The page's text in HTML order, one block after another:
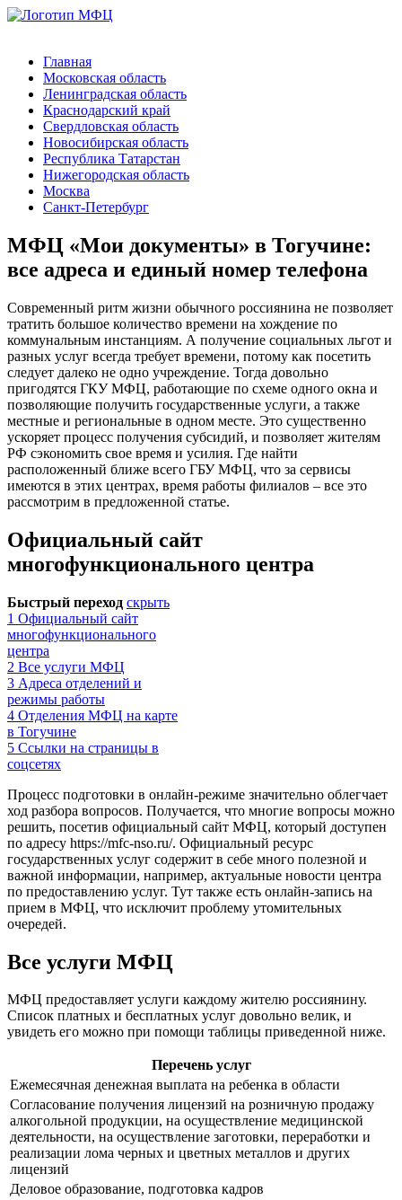
Главная
Московская область
Ленинградская область
Краснодарский край
Свердловская область
Новосибирская область
Республика Татарстан
Нижегородская область
Москва
Санкт-Петербург
МФЦ «Мои документы» в Тогучине:
все адреса и единый номер телефона
Современный ритм жизни обычного россиянина не позволяет
тратить большое количество времени на хождение по
коммунальным инстанциям. А получение социальных льгот и
разных услуг всегда требует времени, потому как посетить
следует далеко не одно учреждение. Тогда довольно
пригодятся ГКУ МФЦ, работающие по схеме одного окна и
позволяющие получить государственные услуги, а также
местные и региональные в одном месте. Это существенно
ускоряет процесс получения субсидий, и позволяет жителям
РФ сэкономить свое время и усилия. Где найти
расположенный ближе всего ГБУ МФЦ, что за сервисы
имеются в этих центрах, время работы филиалов – все это
рассмотрим в предложенной статье.
Официальный сайт
многофункционального центра
Быстрый переход скрыть
1 Официальный сайт
многофункционального
центра
2 Все услуги МФЦ
3 Адреса отделений и
режимы работы
4 Отделения МФЦ на карте
в Тогучине
5 Ссылки на страницы в
соцсетях
Процесс подготовки в онлайн-режиме значительно облегчает
ход разбора вопросов. Получается, что многие вопросы можно
решить, посетив официальный сайт МФЦ, который доступен
по адресу https://mfc-nso.ru/. Официальный ресурс
государственных услуг содержит в себе много полезной и
важной информации, например, актуальные новости центра
по предоставлению услуг. Тут также есть онлайн-запись на
прием в МФЦ, что исключит проблему утомительных
очередей.
Все услуги МФЦ
МФЦ предоставляет услуги каждому жителю россиянину.
Список платных и бесплатных услуг довольно велик, и
увидеть его можно при помощи таблицы приведенной ниже.
Перечень услуг
Ежемесячная денежная выплата на ребенка в области
Согласование получения лицензий на розничную продажу
алкогольной продукции, на осуществление медицинской
деятельности, на осуществление заготовки, переработки и
реализации лома черных и цветных металлов и других
лицензий
Деловое образование, подготовка кадров